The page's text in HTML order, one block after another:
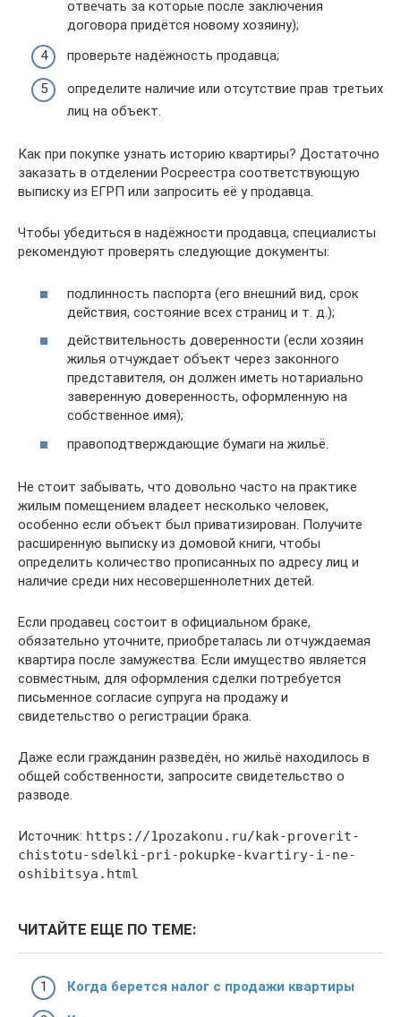
отвечать за которые после заключения
договора придётся новому хозяину);
проверьте надёжность продавца;
определите наличие или отсутствие прав третьих
лиц на объект.
Как при покупке узнать историю квартиры? Достаточно
заказать в отделении Росреестра соответствующую
выписку из ЕГРП или запросить её у продавца.
Чтобы убедиться в надёжности продавца, специалисты
рекомендуют проверять следующие документы:
подлинность паспорта (его внешний вид, срок
действия, состояние всех страниц и т. д.);
действительность доверенности (если хозяин
жилья отчуждает объект через законного
представителя, он должен иметь нотариально
заверенную доверенность, оформленную на
собственное имя);
правоподтверждающие бумаги на жильё.
Не стоит забывать, что довольно часто на практике
жилым помещением владеет несколько человек,
особенно если объект был приватизирован. Получите
расширенную выписку из домовой книги, чтобы
определить количество прописанных по адресу лиц и
наличие среди них несовершеннолетних детей.
Если продавец состоит в официальном браке,
обязательно уточните, приобреталась ли отчуждаемая
квартира после замужества. Если имущество является
совместным, для оформления сделки потребуется
письменное согласие супруга на продажу и
свидетельство о регистрации брака.
Даже если гражданин разведён, но жильё находилось в
общей собственности, запросите свидетельство о
разводе.
Источник: https://1pozakonu.ru/kak-proverit-
chistotu-sdelki-pri-pokupke-kvartiry-i-ne-
oshibitsya.html
ЧИТАЙТЕ ЕЩЕ ПО ТЕМЕ:
Когда берется налог с продажи квартиры